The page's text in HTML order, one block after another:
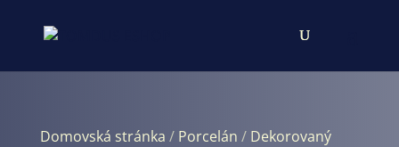
Domovská stránka / Porcelán / Dekorovaný